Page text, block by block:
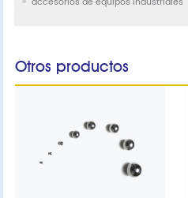
Otros productos